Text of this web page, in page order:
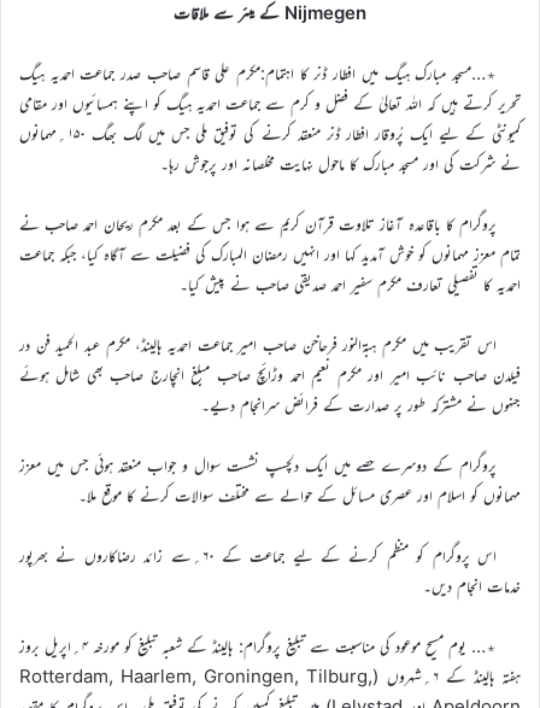
Nijmegen کے ميئر سے ملاقات
٭…مسجد مبارک ہیگ میں افطار ڈنر کا اہتمام:مکرم علی قاسم صاحب صدر جماعت احمدیہ ہیگ
تحریر کرتے ہیں کہ اللہ تعالیٰ کے فضل و کرم سے جماعت احمدیہ ہیگ کو اپنے ہمسائیوں اور مقامی
کمیونٹی کے لیے ایک پُروقار افطار ڈنر منعقد کرنے کی توفیق ملی جس میں لگ بھگ ۱۵۰؍مہمانوں
نے شرکت کی اور مسجد مبارک کا ماحول نہایت مخلصانہ اور پرجوش رہا۔
پروگرام کا باقاعدہ آغاز تلاوت قرآن کریم سے ہوا جس کے بعد مکرم ریحان احمد صاحب نے
تمام معزز مہمانوں کو خوش آمدید کہا اور انہیں رمضان المبارک کی فضیلت سے آگاہ کیا، جبکہ جماعت
احمدیہ کا تفصیلی تعارف مکرم سفیر احمد صدیقی صاحب نے پیش کیا۔
اس تقریب میں مکرم ہبۃالنور فرحاخن صاحب امیر جماعت احمدیہ ہالینڈ، مکرم عبد الحمید فن در
فیلدن صاحب نائب امیر اور مکرم نعیم احمد وڑائچ صاحب مبلغ انچارج صاحب بھی شامل ہوئے
جنہوں نے مشترکہ طور پر صدارت کے فرائض سرانجام دیے۔
پروگرام کے دوسرے حصے میں ایک دلچسپ نشست سوال و جواب منعقد ہوئی جس میں معزز
مہمانوں کو اسلام اور عصری مسائل کے حوالے سے مختلف سوالات کرنے کا موقع ملا۔
اس پروگرام کو منظم کرنے کے لیے جماعت کے ۶۰؍سے زائد رضاکاروں نے بھرپور
خدمات انجام دیں۔
٭… یوم مسیح موعود کی مناسبت سے تبلیغ پروگرام: ہالینڈ کے شعبہ تبلیغ کو مورخہ ۴؍اپریل بروز
ہفتہ ہالینڈ کے ۶؍شہروں (Rotterdam, Haarlem, Groningen, Tilburg,